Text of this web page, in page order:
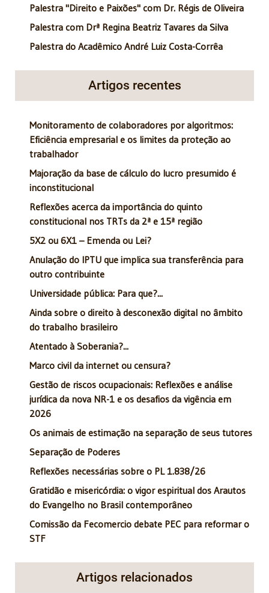
Palestra "Direito e Paixões" com Dr. Régis de Oliveira
Palestra com Drª Regina Beatriz Tavares da Silva
Palestra do Acadêmico André Luiz Costa-Corrêa
Artigos recentes
Monitoramento de colaboradores por algoritmos:
Eficiência empresarial e os limites da proteção ao
trabalhador
Majoração da base de cálculo do lucro presumido é
inconstitucional
Reflexões acerca da importância do quinto
constitucional nos TRTs da 2ª e 15ª região
5X2 ou 6X1 – Emenda ou Lei?
Anulação do IPTU que implica sua transferência para
outro contribuinte
Universidade pública: Para que?...
Ainda sobre o direito à desconexão digital no âmbito
do trabalho brasileiro
Atentado à Soberania?...
Marco civil da internet ou censura?
Gestão de riscos ocupacionais: Reflexões e análise
jurídica da nova NR-1 e os desafios da vigência em
2026
Os animais de estimação na separação de seus tutores
Separação de Poderes
Reflexões necessárias sobre o PL 1.838/26
Gratidão e misericórdia: o vigor espiritual dos Arautos
do Evangelho no Brasil contemporâneo
Comissão da Fecomercio debate PEC para reformar o
STF
Artigos relacionados